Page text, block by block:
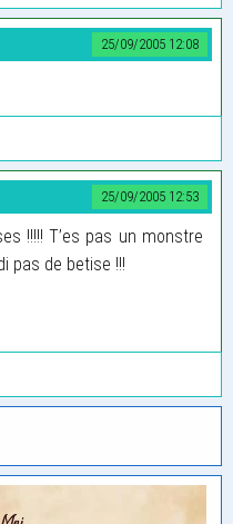
25/09/2005 12:08
25/09/2005 12:53
!!!!! T’es pas un monstre
pas de betise !!!